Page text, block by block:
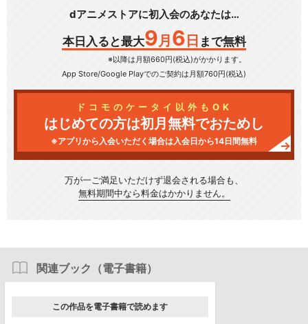
dアニメストアに初入会のあなたは…
本日入ると最大9 月 6 日 まで無料
※以降は月額660円(税込)がかかります。
App Store/Google Playでのご契約は月額760円(税込)
ドコモのケータイ以外もOK
はじめての方は初月無料でおためし
※アプリから入会いただく場合は入会日から14日間無料
万が一ご満足いただけず退会される場合も、
無料期間中なら料金はかかりません。
関連ブック（電子書籍）
この作品を電子書籍で読めます